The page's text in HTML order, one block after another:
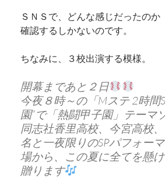
ＳＮＳで、どんな感じだったのか
確認するしかないのです。
ちなみに、３校出演する模様。
開幕まであと２日
今夜８時～の「Mステ 2時間
園”で「熱闘甲子園」テーマ
同志社香里高校、今宮高校
名と一夜限りのSPパフォー
場から、この夏に全てを懸
贈ります